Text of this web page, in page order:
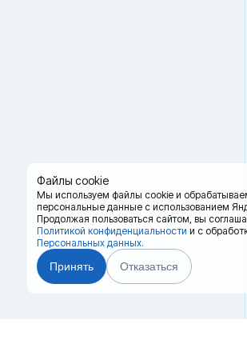
Файлы cookie
Мы используем файлы cookie и
персональные данные с использованием
Продолжая пользоваться сайтом, вы
Политикой конфиденциальности и с
Персональных данных.
Принять Отказаться